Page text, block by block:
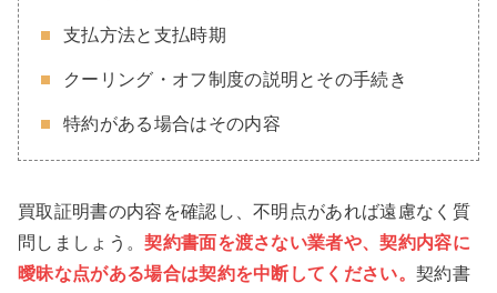
支払方法と支払時期
クーリング・オフ制度の説明とその手続き
特約がある場合はその内容
買取証明書の内容を確認し、不明点があれば遠慮なく質
問しましょう。契約書面を渡さない業者や、契約内容に
曖昧な点がある場合は契約を中断してください。契約書